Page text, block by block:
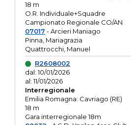
18 m
O.R. Individuale+Squadre
Campionato Regionale CO/AN
07017 - Arcieri Maniago
Pinna, Mariagrazia
Quattrocchi, Manuel
R2608002
dal: 10/01/2026
al: 11/01/2026
Interregionale
Emilia Romagna: Cavriago (RE)
18 m
Gara interregionale 18m